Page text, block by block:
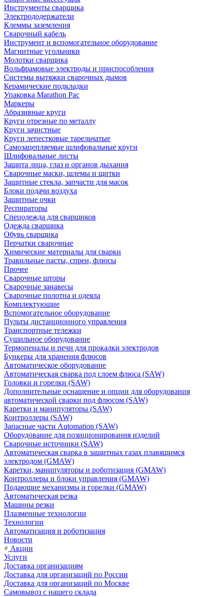
Инструменты сварщика
Электрододержатели
Клеммы заземления
Сварочный кабель
Инструмент и вспомогательное оборудование
Магнитные угольники
Молотки сварщика
Вольфрамовые электроды и приспособления
Системы вытяжки сварочных дымов
Керамические подкладки
Упаковка Marathon Pac
Маркеры
Абразивные круги
Круги отрезные по металлу
Круги зачистные
Круги лепестковые тарельчатые
Самозацепляемые шлифовальные круги
Шлифовальные листы
Защита лица, глаз и органов дыхания
Сварочные маски, шлемы и щитки
Защитные стекла, запчасти для масок
Блоки подачи воздуха
Защитные очки
Респираторы
Спецодежда для сварщиков
Одежда сварщика
Обувь сварщика
Перчатки сварочные
Химические материалы для сварки
Травильные пасты, спреи, флюсы
Прочее
Сварочные шторы
Сварочные занавесы
Сварочные полотна и одеяла
Комплектующие
Вспомогательное оборудование
Пульты дистанционного управления
Транспортные тележки
Сушильное оборудование
Термопеналы и печи для прокалки электродов
Бункеры для хранения флюсов
Автоматическое оборудование
Автоматическая сварка под слоем флюса (SAW)
Головки и горелки (SAW)
Дополнительные оснащение и опции для оборудования
автоматической сварки под флюсом (SAW)
Каретки и манипуляторы (SAW)
Контроллеры (SAW)
Запасные части Automation (SAW)
Оборудование для позиционирования изделий
Сварочные источники (SAW)
Автоматическая сварка в защитных газах плавящимся
электродом (GMAW)
Каретки, манипуляторы и роботизация (GMAW)
Контроллеры и блоки управления (GMAW)
Подающие механизмы и горелки (GMAW)
Автоматическая резка
Машины резки
Плазменные технологии
Технологии
Автоматизация и роботизация
Новости
Акции
Услуги
Доставка организациям
Доставка для организаций по России
Доставка для организаций по Москве
Самовывоз с нашего склада